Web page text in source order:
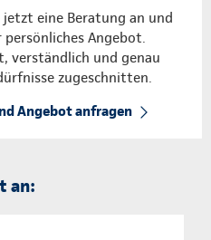
jetzt eine Beratung an und
Angebot.
verständlich und genau
zugeschnitten.
Angebot anfragen
an: